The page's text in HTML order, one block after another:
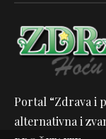
Portal “Zdrava i
alternativna i